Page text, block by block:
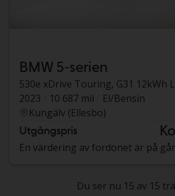
BMW 5-serien
530e xDrive Touring, G31 12kWh
2023
10 687 mil
El/Bensin
Kungälv (Ellesbo)
Utgångspris
En värdering av fordonet är på
Du ser nu 15 av 15